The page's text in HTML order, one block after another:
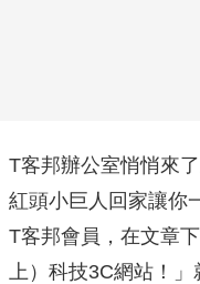
T客邦辦公室悄悄來
紅頭小巨人回家讓你
T客邦會員，在文章
上）科技3C網站！